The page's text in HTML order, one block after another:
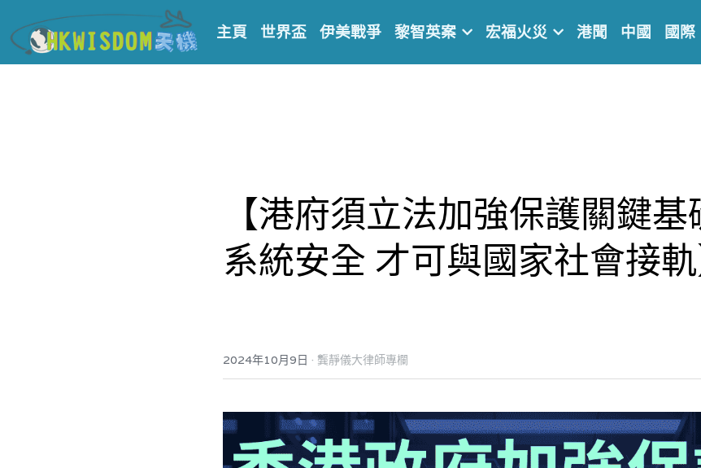
主頁 世界盃 伊美戰爭 黎智英案 宏福火災 港聞 中國 國際
【港府須立法加強保護關鍵基
系統安全 才可與國家社會接軌
2024年10月9日 · 龔靜儀大律師專欄